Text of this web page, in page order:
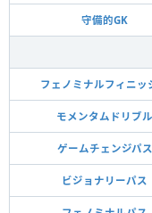
守備的GK
フェノミナルフィニッ
モメンタムドリブル
ゲームチェンジパス
ビジョナリーパス